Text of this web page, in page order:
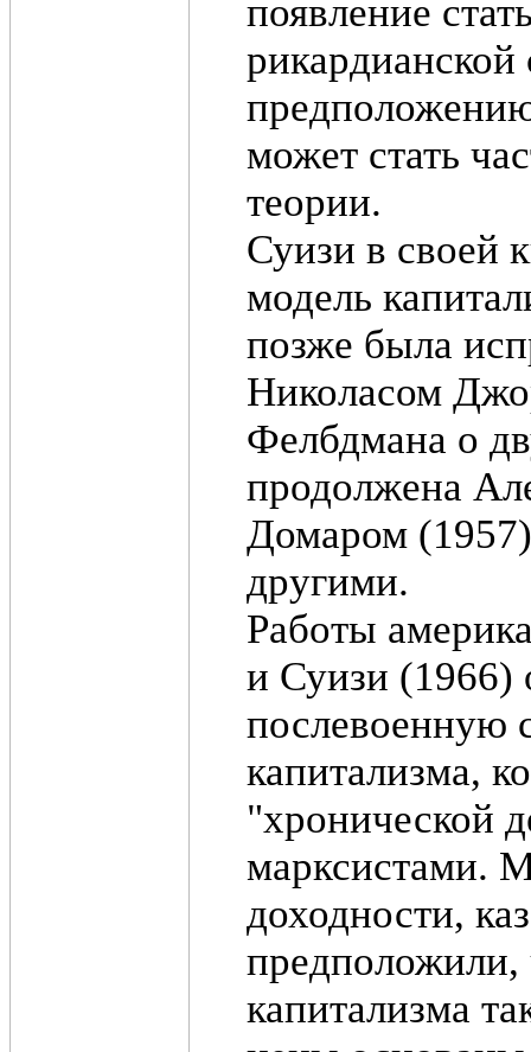
появление
может стать
теории.
Суизи в своей
модель
позже была
Николасом
Фелбдмана о
продолжена
Домаром
другими.
Работы
и Суизи (1966)
послевоенную
капитализма,
"хронической
марксистами.
доходности,
предположили,
капитализма